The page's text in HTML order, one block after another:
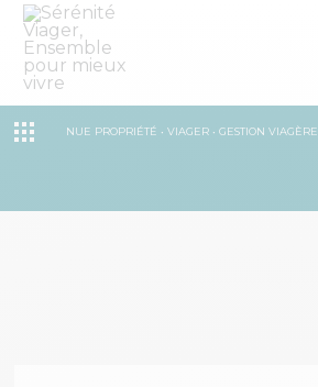
NUE PROPRIÉTÉ • VIAGER • GESTION VIAGÈRE